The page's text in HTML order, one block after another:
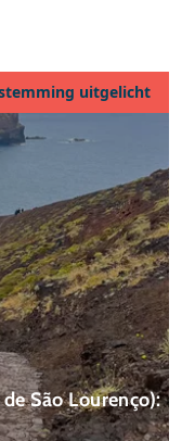
uitgelicht
São Lourenço):